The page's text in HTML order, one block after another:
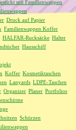
mit Familienwappen
Druck auf Papier
Familienwappen Koffer
HALFAR-Rucksäcke Halter
Hausschiff
Koffer Kosmetiktaschen
Lanyards LDPE-Taschen
Organizer Planer Portfolios
Schürzen